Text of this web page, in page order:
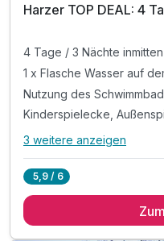
Harzer TOP DEAL: 4
1 x Flasche Wasser auf
Alle Inklusivleistungen
vollausgestatteten Studio
1 x Flasche Wasser auf
3 weitere anzeigen
5,9 / 6